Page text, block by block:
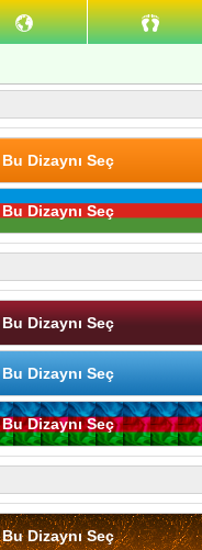
Bu Dizaynı Seç
Bu Dizaynı Seç
Bu Dizaynı Seç
Bu Dizaynı Seç
Bu Dizaynı Seç
Bu Dizaynı Seç